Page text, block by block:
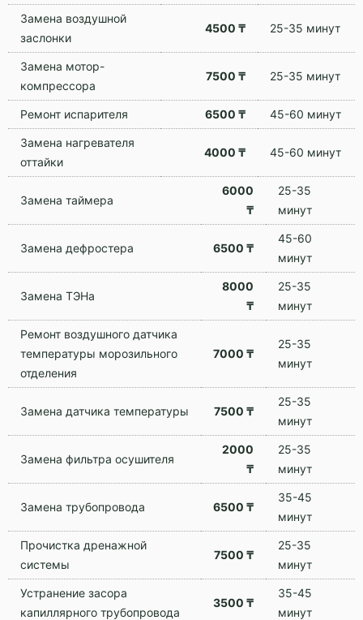
Замена воздушной
заслонки
4500 ₸ 25-35 минут
Замена мотор-
компрессора
7500 ₸ 25-35 минут
Ремонт испарителя 6500 ₸ 45-60 минут
Замена нагревателя
оттайки
4000 ₸ 45-60 минут
Замена таймера
6000
₸
25-35
минут
Замена дефростера 6500 ₸
45-60
минут
Замена ТЭНа
8000
₸
25-35
минут
Ремонт воздушного датчика
температуры морозильного
отделения
7000 ₸
25-35
минут
Замена датчика температуры 7500 ₸
25-35
минут
Замена фильтра осушителя
2000
₸
25-35
минут
Замена трубопровода 6500 ₸
35-45
минут
Прочистка дренажной
системы
7500 ₸
25-35
минут
Устранение засора
капиллярного трубопровода
3500 ₸
35-45
минут